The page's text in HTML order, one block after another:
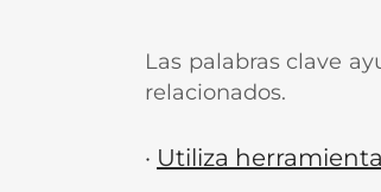
Las palabras clave
relacionados.
· Utiliza